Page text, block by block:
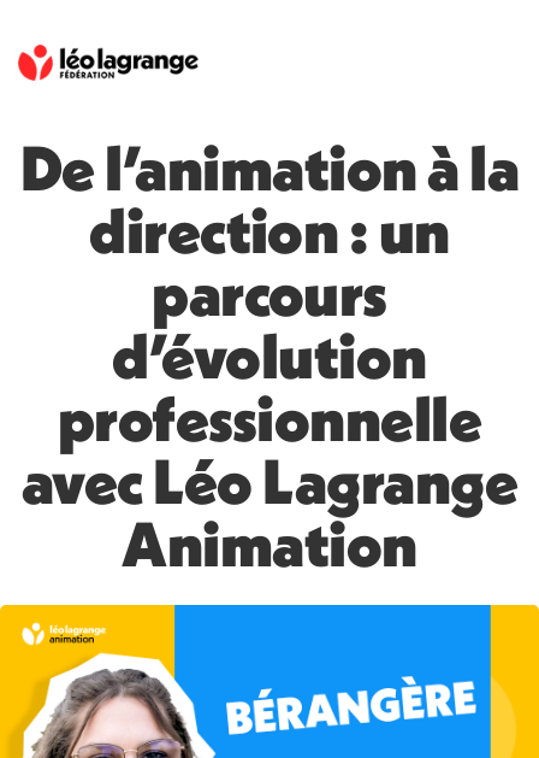
De l’animation à la
direction : un
parcours
d’évolution
professionnelle
avec Léo Lagrange
Animation